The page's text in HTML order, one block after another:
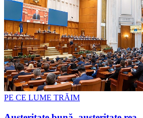
PE CE LUME TRĂIM